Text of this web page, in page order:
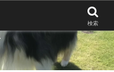
検索